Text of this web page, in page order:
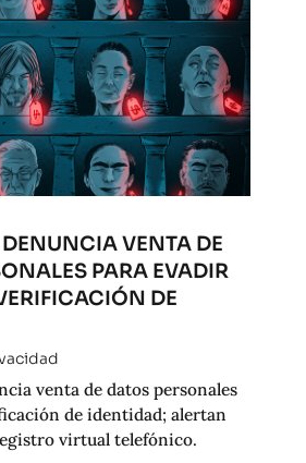
VENTA DE
PARA EVADIR
DE
venta de datos personales
de identidad; alertan
virtual telefónico.